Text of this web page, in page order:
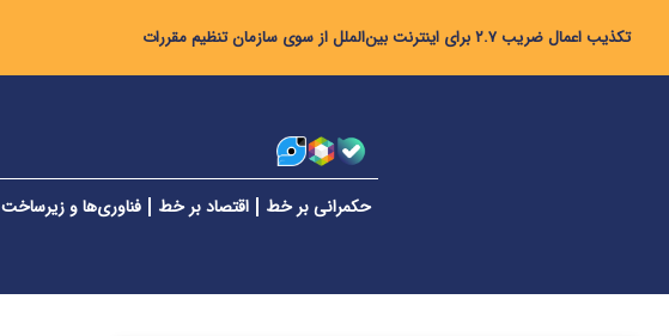
تکذیب اعمال ضریب ۲.۷ برای اینترنت بین‌الملل از سوی سازمان تنظیم مقررات
حکمرانی بر خط اقتصاد بر خط فناوری‌ها و زیرساخت